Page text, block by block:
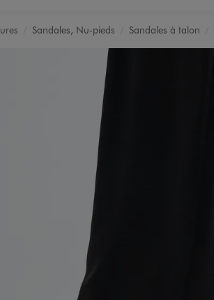
Sandales, Nu-pieds Sandales à talon